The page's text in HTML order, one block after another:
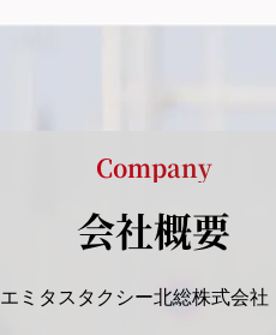
Company
会社概要
エミタスタクシー北総株式会社